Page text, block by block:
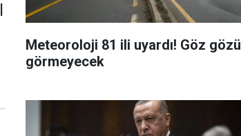
Meteoroloji 81 ili uyardı! Göz gözü
görmeyecek